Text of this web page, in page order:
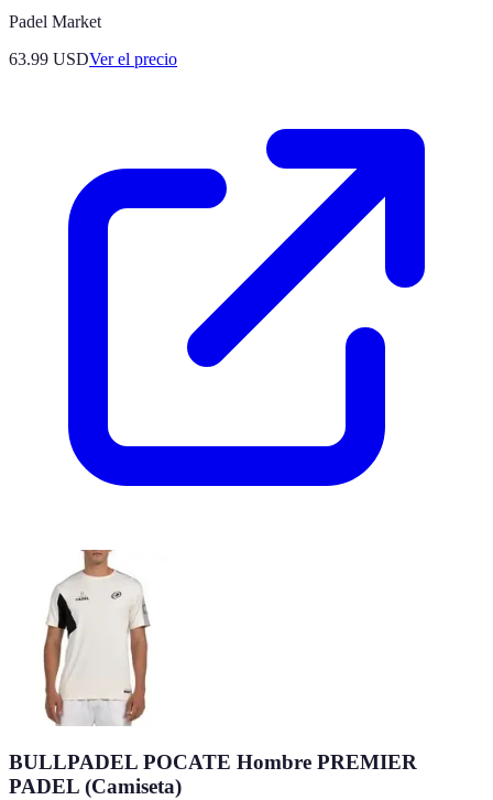
Padel Market
63.99 USDVer el precio
BULLPADEL POCATE Hombre PREMIER
PADEL (Camiseta)